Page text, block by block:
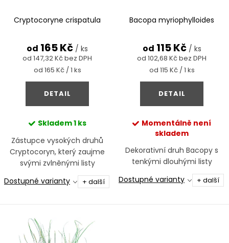
Cryptocoryne crispatula
od 147,32 Kč bez DPH
od 165 Kč / ks
Měrná
cena:
od 165 Kč / 1 ks
DETAIL
Skladem1 ks
Zástupce vysokých druhů
Cryptocoryn, který zaujme
svými zvlněnými listy
Dostupné varianty
+ další
Bacopa myriophylloides
od 102,68 Kč bez DPH
od 115 Kč / ks
Měrná
cena:
od 115 Kč / 1 ks
DETAIL
Momentálně není
skladem
Dekorativní druh Bacopy s
tenkými dlouhými listy
Dostupné varianty
+ další